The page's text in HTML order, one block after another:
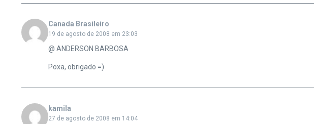
Canada Brasileiro
19 de agosto de 2008 em 23:03
@ ANDERSON BARBOSA
Poxa, obrigado =)
kamila
27 de agosto de 2008 em 14:04